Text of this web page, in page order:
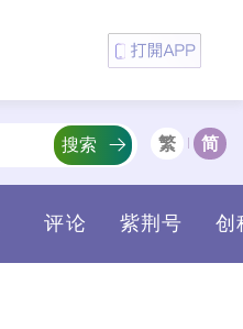
繁 简
评论 紫荆号 创
搜索